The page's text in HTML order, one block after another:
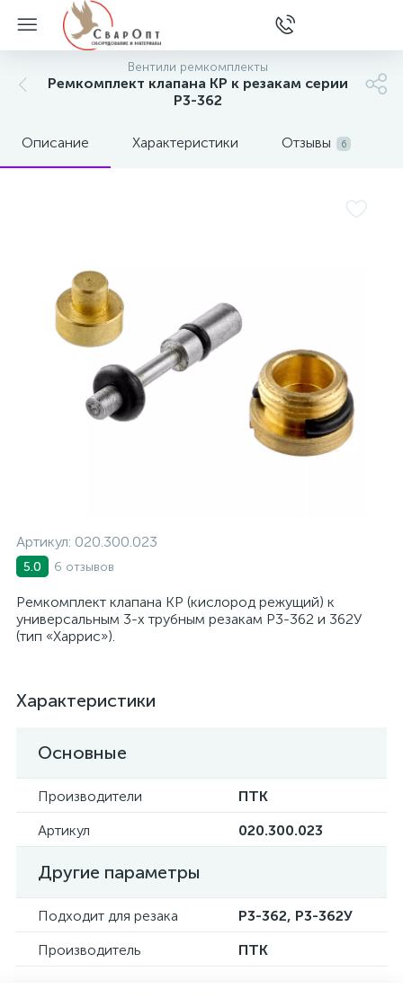
Вентили ремкомплекты
Ремкомплект клапана КР к резакам серии
Р3-362
Описание Характеристики Отзывы 6
Артикул: 020.300.023
5.0 6 отзывов
Ремкомплект клапана КР (кислород режущий) к
универсальным 3-х трубным резакам Р3-362 и 362У
(тип «Харрис»).
Характеристики
Основные
Производители
ПТК
Артикул
020.300.023
Другие параметры
Подходит для резака
Р3-362, Р3-362У
Производитель
ПТК